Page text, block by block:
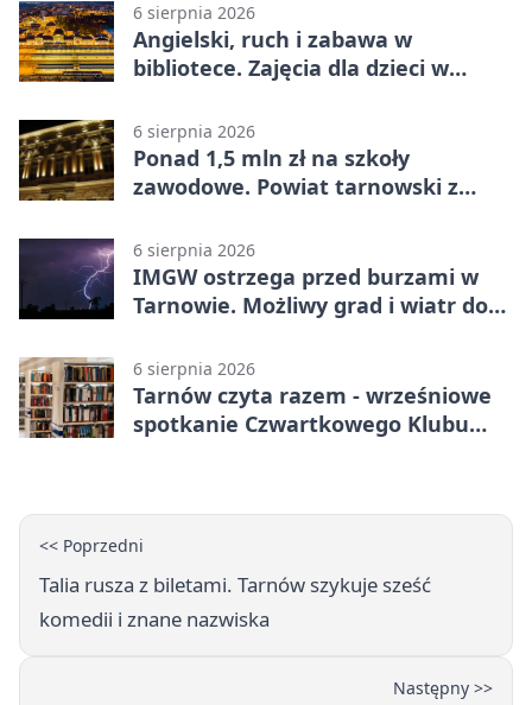
6 sierpnia 2026
Angielski, ruch i zabawa w
bibliotece. Zajęcia dla dzieci w
6 sierpnia 2026
Ponad 1,5 mln zł na szkoły
zawodowe. Powiat tarnowski z
6 sierpnia 2026
IMGW ostrzega przed burzami w
Tarnowie. Możliwy grad i wiatr do
6 sierpnia 2026
Tarnów czyta razem - wrześniowe
spotkanie Czwartkowego Klubu
<< Poprzedni
Talia rusza z biletami. Tarnów szykuje sześć
komedii i znane nazwiska
Następny >>